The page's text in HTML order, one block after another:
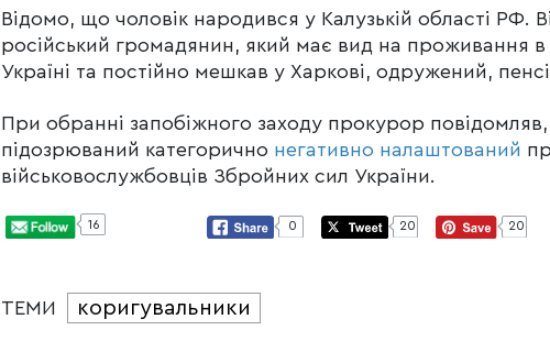
Відомо, що чоловік народився у Калузькій області РФ.
російський громадянин, який має вид на проживання в
Україні та постійно мешкав у Харкові, одружений,
При обранні запобіжного заходу прокурор
підозрюваний категорично негативно налаштований
військовослужбовців Збройних сил України.
16 0 20 20
ТЕМИ коригувальники